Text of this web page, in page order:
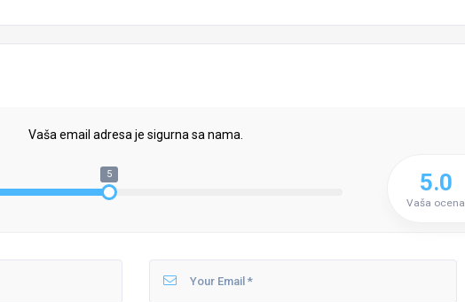
Vaša email adresa je sigurna sa nama.
5 5.0
Vaša ocena